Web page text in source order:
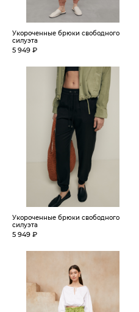
Укороченные брюки свободного
силуэта
5 949 ₽
Укороченные брюки свободного
силуэта
5 949 ₽